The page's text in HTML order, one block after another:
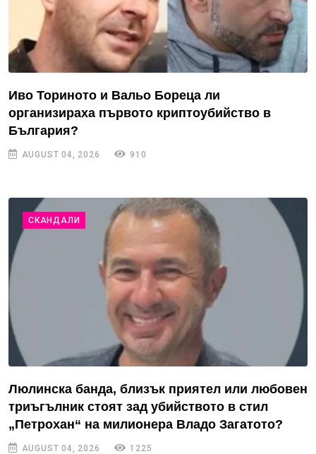
Иво Ториното и Вальо Бореца ли
организираха първото криптоубийство в
България?
AUGUST 04, 2026 910
СКАНДАЛИ
Люлинска банда, близък приятел или любовен
триъгълник стоят зад убийството в стил
„Петрохан“ на милионера Владо Загатото?
AUGUST 04, 2026 1225